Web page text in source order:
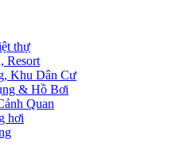
thự
Resort
Khu Dân Cư
& Hồ Bơi
Quan
hơi